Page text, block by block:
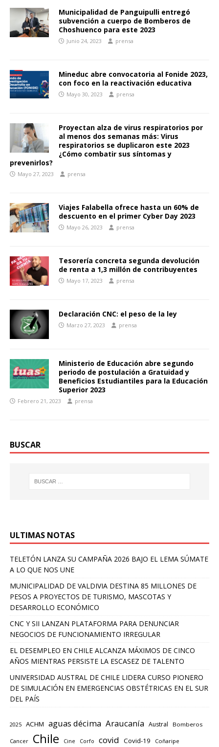
Municipalidad de Panguipulli entregó
subvención a cuerpo de Bomberos de
Choshuenco para este 2023
Junio 24, 2023 prensa
Mineduc abre convocatoria al Fonide 2023,
con foco en la reactivación educativa
Mayo 30, 2023 prensa
Proyectan alza de virus respiratorios por
al menos dos semanas más: Virus
respiratorios se duplicaron este 2023
¿Cómo combatir sus síntomas y
prevenirlos?
Mayo 27, 2023 prensa
Viajes Falabella ofrece hasta un 60% de
descuento en el primer Cyber Day 2023
Mayo 26, 2023 prensa
Tesorería concreta segunda devolución
de renta a 1,3 millón de contribuyentes
Mayo 17, 2023 prensa
Declaración CNC: el peso de la ley
Marzo 27, 2023 prensa
Ministerio de Educación abre segundo
periodo de postulación a Gratuidad y
Beneficios Estudiantiles para la Educación
Superior 2023
Febrero 21, 2023 prensa
BUSCAR
ULTIMAS NOTAS
TELETÓN LANZA SU CAMPAÑA 2026 BAJO EL LEMA SÚMATE
A LO QUE NOS UNE
MUNICIPALIDAD DE VALDIVIA DESTINA 85 MILLONES DE
PESOS A PROYECTOS DE TURISMO, MASCOTAS Y
DESARROLLO ECONÓMICO
CNC Y SII LANZAN PLATAFORMA PARA DENUNCIAR
NEGOCIOS DE FUNCIONAMIENTO IRREGULAR
EL DESEMPLEO EN CHILE ALCANZA MÁXIMOS DE CINCO
AÑOS MIENTRAS PERSISTE LA ESCASEZ DE TALENTO
UNIVERSIDAD AUSTRAL DE CHILE LIDERA CURSO PIONERO
DE SIMULACIÓN EN EMERGENCIAS OBSTÉTRICAS EN EL SUR
DEL PAÍS
2025 ACHM aguas décima Araucanía Austral Bomberos
Cancer Chile Cine Corfo covid Covid-19 Coñaripe